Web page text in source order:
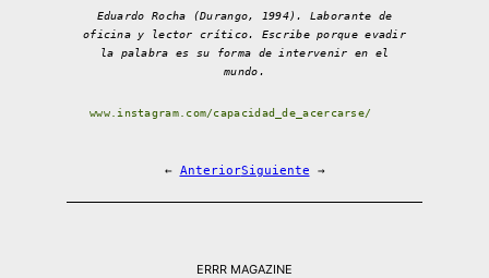
Eduardo Rocha (Durango, 1994). Laborante de
oficina y lector crítico. Escribe porque evadir
la palabra es su forma de intervenir en el
mundo.
www.instagram.com/capacidad_de_acercarse/
← AnteriorSiguiente →
ERRR MAGAZINE